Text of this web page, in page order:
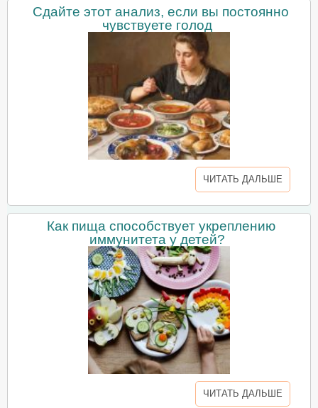
Сдайте этот анализ, если вы постоянно
чувствуете голод
ЧИТАТЬ ДАЛЬШЕ
Как пища способствует укреплению
иммунитета у детей?
ЧИТАТЬ ДАЛЬШЕ